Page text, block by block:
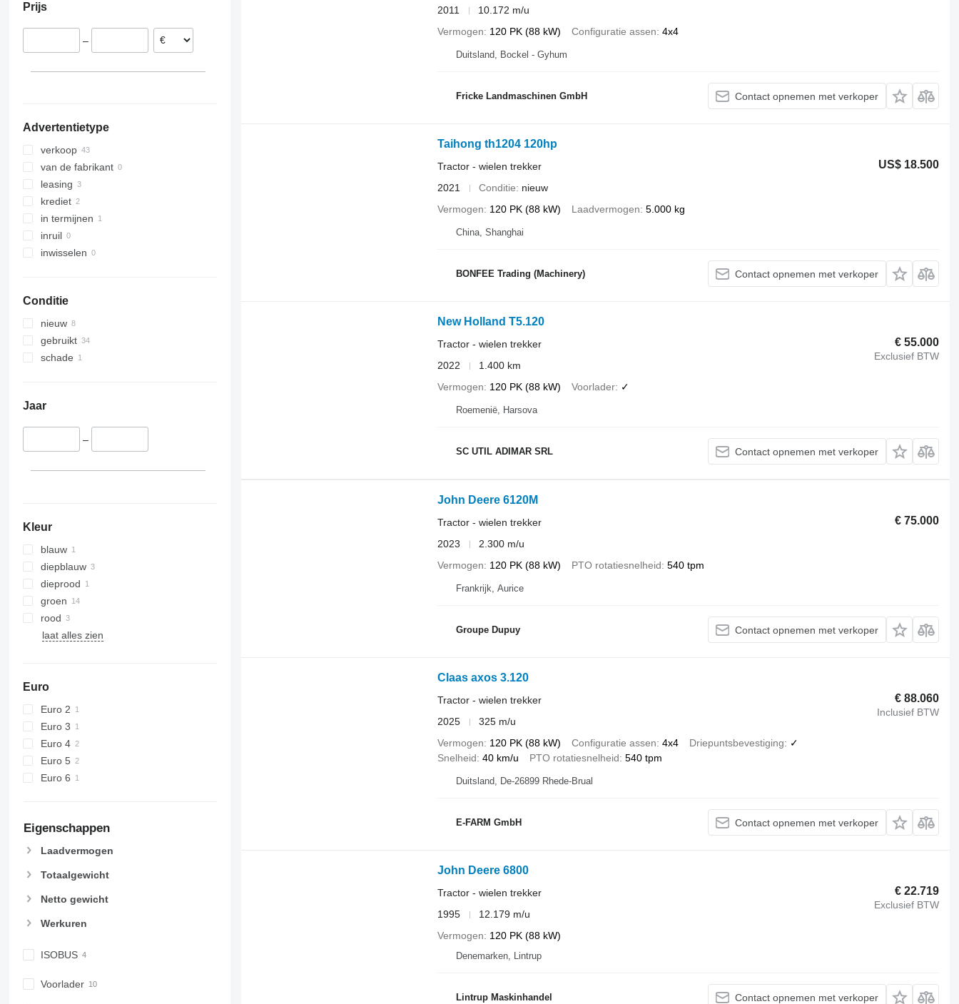
Prijs
–
Advertentietype
verkoop
van de fabrikant
leasing
krediet
in termijnen
inruil
inwisselen
Conditie
nieuw
gebruikt
schade
Jaar
–
Kleur
blauw
diepblauw
dieprood
groen
rood
laat alles zien
Euro
Euro 2
Euro 3
Euro 4
Euro 5
Euro 6
Eigenschappen
Laadvermogen
Totaalgewicht
Netto gewicht
Werkuren
ISOBUS
Voorlader
2011
10.172 m/u
Vermogen
120 PK (88 kW) Configuratie assen 4x4
Duitsland, Bockel - Gyhum
Fricke Landmaschinen GmbH Contact opnemen met verkoper
Taihong th1204 120hp
US$ 18.500
Tractor - wielen trekker
2021
Conditie
nieuw
Vermogen
120 PK (88 kW) Laadvermogen 5.000 kg
China, Shanghai
BONFEE Trading (Machinery) Contact opnemen met verkoper
New Holland T5.120
€ 55.000
Exclusief BTW
Tractor - wielen trekker
2022
1.400 km
Vermogen
120 PK (88 kW) Voorlader ✓
Roemenië, Harsova
SC UTIL ADIMAR SRL Contact opnemen met verkoper
John Deere 6120M
€ 75.000
Tractor - wielen trekker
2023
2.300 m/u
Vermogen
120 PK (88 kW) PTO rotatiesnelheid 540 tpm
Frankrijk, Aurice
Groupe Dupuy Contact opnemen met verkoper
Claas axos 3.120
€ 88.060
Inclusief BTW
Tractor - wielen trekker
2025
325 m/u
Vermogen
120 PK (88 kW) Configuratie assen 4x4 Driepuntsbevestiging
✓
Snelheid 40 km/u PTO rotatiesnelheid 540 tpm
Duitsland, De-26899 Rhede-Brual
E-FARM GmbH Contact opnemen met verkoper
John Deere 6800
€ 22.719
Exclusief BTW
Tractor - wielen trekker
1995
12.179 m/u
Vermogen
120 PK (88 kW)
Denemarken, Lintrup
Lintrup Maskinhandel Contact opnemen met verkoper